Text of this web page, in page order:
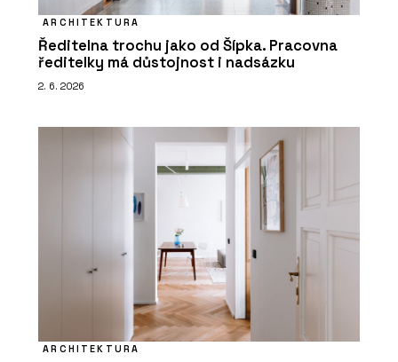
ARCHITEKTURA
Ředitelna trochu jako od Šípka. Pracovna
ředitelky má důstojnost i nadsázku
2. 6. 2026
ARCHITEKTURA